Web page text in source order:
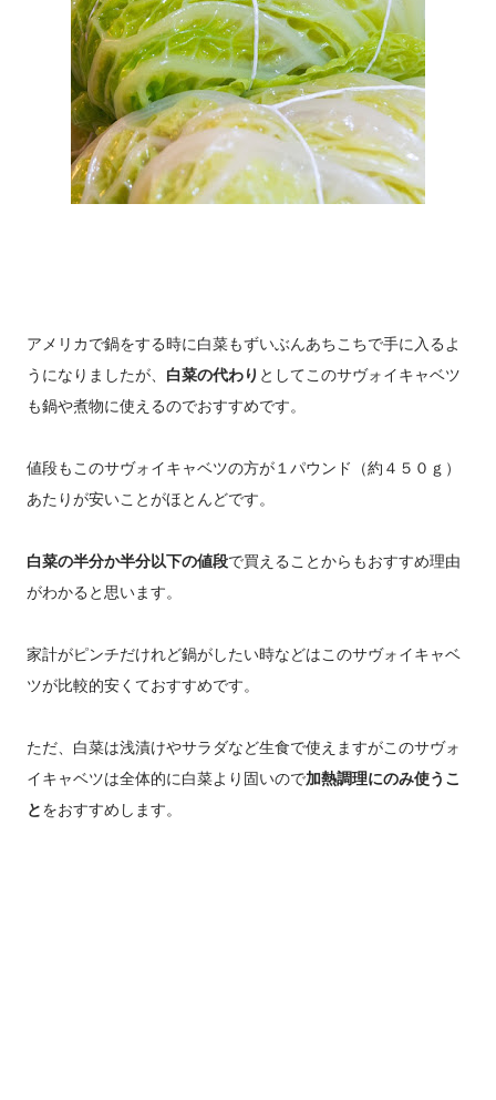
アメリカで鍋をする時に白菜もずいぶんあちこちで手に入るよ
うになりましたが、 白菜の代わり としてこのサヴォイキャベツ
も鍋や煮物に使えるのでおすすめです。
値段もこのサヴォイキャベツの方が１パウンド（約４５０ｇ）
あたりが安いことがほとんどです。
白菜の半分か半分以下の値段で買えることからもおすすめ理由
がわかると思います。
家計がピンチだけれど鍋がしたい時などはこのサヴォイキャベ
ツが比較的安くておすすめです。
ただ、白菜は浅漬けやサラダなど生食で使えますがこのサヴォ
イキャベツは全体的に白菜より固いので加熱調理にのみ使うこ
とをおすすめします。